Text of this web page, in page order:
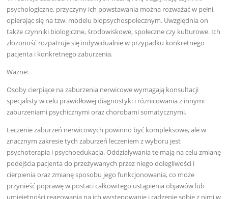
psychologiczne, przyczyny ich powstawania można rozważać w pełni,
opierając się na tzw. modelu biopsychospołecznym. Uwzględnia on
także czynniki biologiczne, środowiskowe, społeczne czy kulturowe. Ich
złożoność rozpatruje się indywidualnie w przypadku konkretnego
pacjenta i konkretnego zaburzenia.
Ważne:
Osoby cierpiące na zaburzenia nerwicowe wymagają konsultacji
specjalisty w celu prawidłowej diagnostyki i różnicowania z innymi
zaburzeniami psychicznymi oraz chorobami somatycznymi.
Leczenie zaburzeń nerwicowych powinno być kompleksowe, ale w
znacznym zakresie tych zaburzeń leczeniem z wyboru jest
psychoterapia i psychoedukacja. Oddziaływania te mają na celu zmianę
podejścia pacjenta do przeżywanych przez niego dolegliwości i
cierpienia oraz zmianę sposobu jego funkcjonowania, co może
przynieść poprawę w postaci całkowitego ustąpienia objawów lub
umiejętności reagowania na ich występowanie i radzenie sobie z nimi w